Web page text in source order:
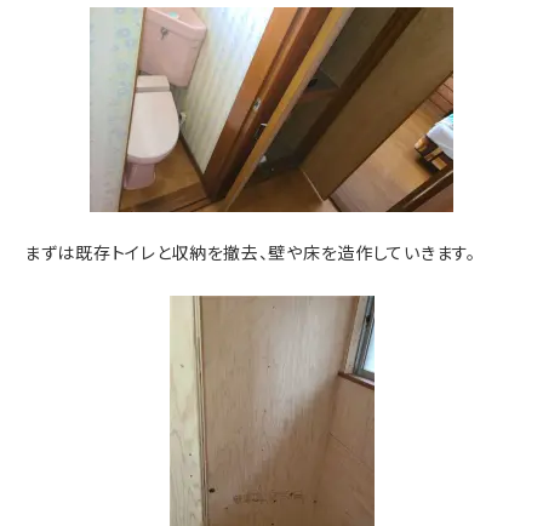
まずは既存トイレと収納を撤去、壁や床を造作していきます。